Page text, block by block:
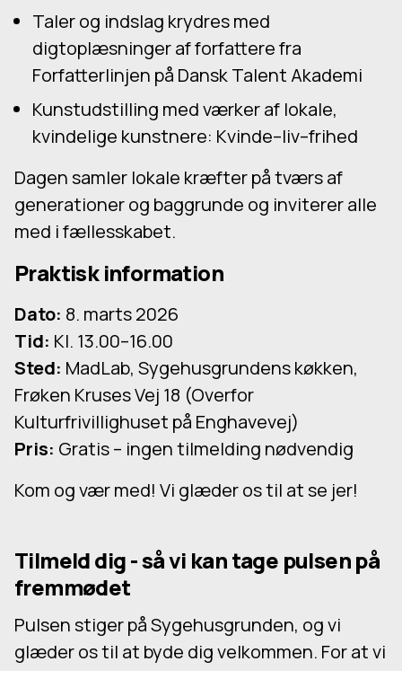
Taler og indslag krydres med
digtoplæsninger af forfattere fra
Forfatterlinjen på Dansk Talent Akademi
Kunstudstilling med værker af lokale,
kvindelige kunstnere: Kvinde–liv–frihed
Dagen samler lokale kræfter på tværs af
generationer og baggrunde og inviterer alle
med i fællesskabet.
Praktisk information
Dato: 8. marts 2026
Tid: Kl. 13.00–16.00
Sted: MadLab, Sygehusgrundens køkken,
Frøken Kruses Vej 18 (Overfor
Kulturfrivillighuset på Enghavevej)
Pris: Gratis – ingen tilmelding nødvendig
Kom og vær med! Vi glæder os til at se jer!
Tilmeld dig - så vi kan tage pulsen på
fremmødet
Pulsen stiger på Sygehusgrunden, og vi
glæder os til at byde dig velkommen. For at vi